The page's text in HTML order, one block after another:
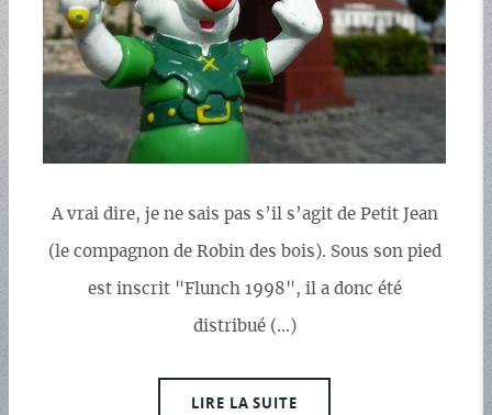
A vrai dire, je ne sais pas s’il s’agit de Petit Jean
(le compagnon de Robin des bois). Sous son pied
est inscrit "Flunch 1998", il a donc été
distribué (…)
LIRE LA SUITE